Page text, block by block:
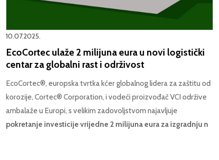
10.07.2025.
EcoCortec ulaže 2 milijuna eura u novi logistički
centar za globalni rast i održivost
EcoCortec®, europska tvrtka kćer globalnog lidera za zaštitu od
korozije, Cortec® Corporation, i vodeći proizvođač VCI održive
ambalaže u Europi, s velikim zadovoljstvom najavljuje
pokretanje investicije vrijedne 2 milijuna eura za izgradnju n